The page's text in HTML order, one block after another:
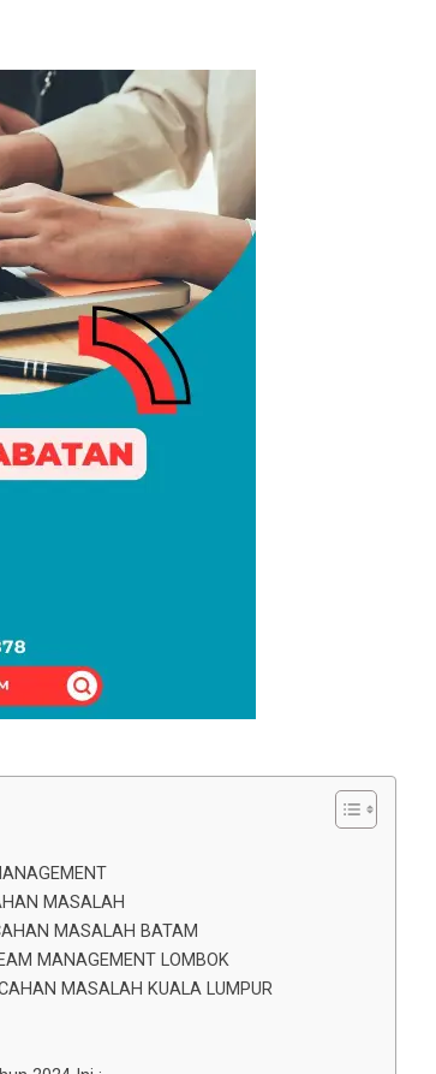
MASALAH
MASALAH BATAM
MANAGEMENT LOMBOK
MASALAH KUALA LUMPUR